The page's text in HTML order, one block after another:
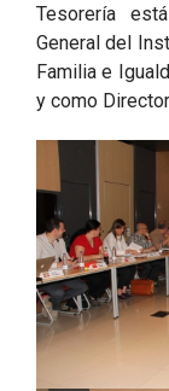
Tesorería
General del
Familia e
y como